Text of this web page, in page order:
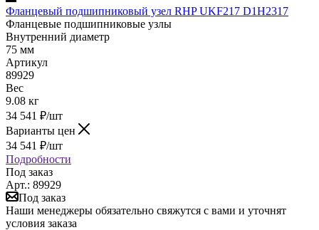
Фланцевый подшипниковый узел RHP UKF217 D1H2317
Фланцевые подшипниковые узлы
Внутренний диаметр
75 мм
Артикул
89929
Вес
9.08 кг
34 541 ₽/шт
Варианты цен
34 541 ₽/шт
Подробности
Под заказ
Арт.: 89929
Под заказ
Наши менеджеры обязательно свяжутся с вами и уточнят
условия заказа